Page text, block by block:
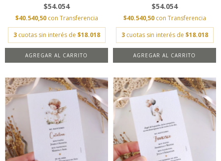
$54.054
$40.540,50 con Transferencia
3 cuotas sin interés de $18.018
AGREGAR AL CARRITO
$54.054
$40.540,50 con Transferencia
3 cuotas sin interés de $18.018
AGREGAR AL CARRITO